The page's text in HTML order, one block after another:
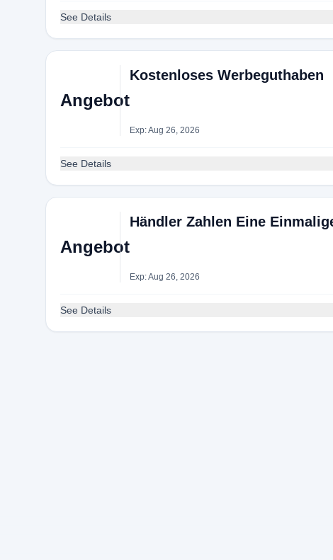
See Details
Angebot
Kostenloses Werbeguthaben
Exp: Aug 26, 2026
See Details
Angebot
Händler Zahlen Eine
Exp: Aug 26, 2026
See Details